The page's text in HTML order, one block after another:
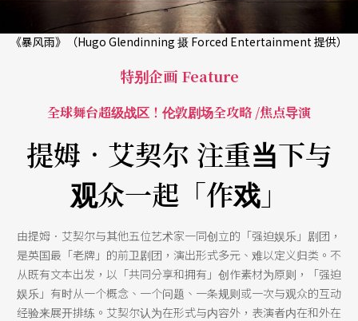
《暴风雨》（Hugo Glendinning 摄 Forced Entertainment 提供）
特别企画 Feature
全球舞台超级战区！伦敦剧场全攻略 /焦点导演
提姆．艾契尔 注重当下与
观众一起「作戏」
由提姆．艾契尔与其他五位艺术家一同创立的「强迫娱乐」剧团，
是英国最「老牌」的前卫剧团，演出形式多元、难以定义归类。不
从既有文本出发，以「共同分享和拥有」创作素材为原则，「强迫
娱乐」有时从一个概念、一个问题、一条规则或一次与观众的互动
经验来展开排练。艾契尔认为在形式与内容外，表演者内在和外在